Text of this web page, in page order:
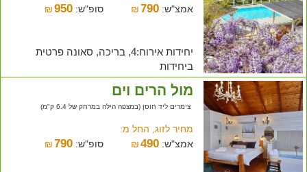
אמצ"ש:
₪790 סופ"ש: ₪ 950
יחידות אירוח:4, בריכה, סאונה פרטית
ביחידות
מול הרים וים
צימרים ליד חוסן (במצפה הילה במרחק של 6.4 ק"מ)
מחיר לזוג, החל מ:
אמצ"ש:
₪490 סופ"ש: ₪ 790